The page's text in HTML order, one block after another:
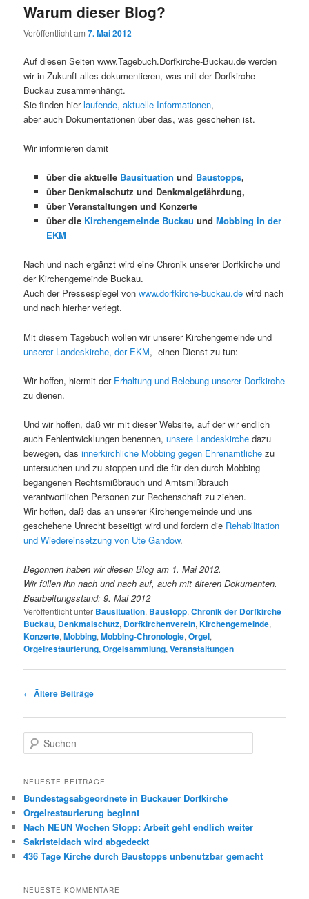
Warum dieser Blog?
Veröffentlicht am7. Mai 2012
Auf diesen Seiten www.Tagebuch.Dorfkirche-Buckau.de werden
wir in Zukunft alles dokumentieren, was mit der Dorfkirche
Buckau zusammenhängt.
Sie finden hierlaufende, aktuelle Informationen,
aber auch Dokumentationen über das, was geschehen ist.
Wir informieren damit
über die aktuelle Bausituation und Baustopps,
über Denkmalschutz und Denkmalgefährdung,
über Veranstaltungen und Konzerte
über die Kirchengemeinde Buckau und Mobbing in der
EKM
Nach und nach ergänzt wird eine Chronik unserer Dorfkirche und
der Kirchengemeinde Buckau.
Auch der Pressespiegel vonwww.dorfkirche-buckau.de wird nach
und nach hierher verlegt.
Mit diesem Tagebuch wollen wir unserer Kirchengemeinde und
unserer Landeskirche, der EKM, einen Dienst zu tun:
Wir hoffen, hiermit der Erhaltung und Belebung unserer Dorfkirche
zu dienen.
Und wir hoffen, daß wir mit dieser Website, auf der wir endlich
auch Fehlentwicklungen benennen,unsere Landeskirche dazu
bewegen, dasinnerkirchliche Mobbing gegen Ehrenamtliche zu
untersuchen und zu stoppen und die für den durch Mobbing
begangenen Rechtsmißbrauch und Amtsmißbrauch
verantwortlichen Personen zur Rechenschaft zu ziehen.
Wir hoffen, daß das an unserer Kirchengemeinde und uns
geschehene Unrecht beseitigt wird und fordern die Rehabilitation
und Wiedereinsetzung von Ute Gandow.
Begonnen haben wir diesen Blog am 1. Mai 2012.
Wir füllen ihn nach und nach auf, auch mit älteren Dokumenten.
Bearbeitungsstand: 9. Mai 2012
Veröffentlicht unter Bausituation, Baustopp,Chronik der Dorfkirche
Buckau, Denkmalschutz, Dorfkirchenverein,Kirchengemeinde,
Konzerte,Mobbing,Mobbing-Chronologie,Orgel,
Orgelrestaurierung,Orgelsammlung,Veranstaltungen
Artikelnavigation
← Ältere Beiträge
Suchen
NEUESTE BEITRÄGE
Bundestagsabgeordnete in Buckauer Dorfkirche
Orgelrestaurierung beginnt
Nach NEUN Wochen Stopp: Arbeit geht endlich weiter
Sakristeidach wird abgedeckt
436 Tage Kirche durch Baustopps unbenutzbar gemacht
NEUESTE KOMMENTARE